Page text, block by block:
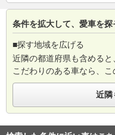
条件を拡大して、愛車を探
■探す地域を広げる
近隣の都道府県も含めると
こだわりのある車なら、こ
近隣